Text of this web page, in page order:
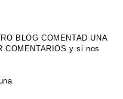
BLOG COMENTAD UNA
COMENTARIOS y si nos